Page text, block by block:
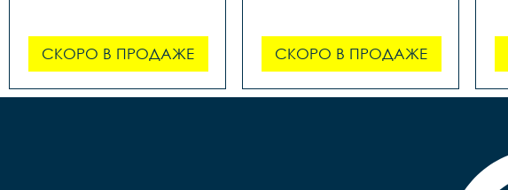
СКОРО В ПРОДАЖЕ СКОРО В ПРОДАЖЕ